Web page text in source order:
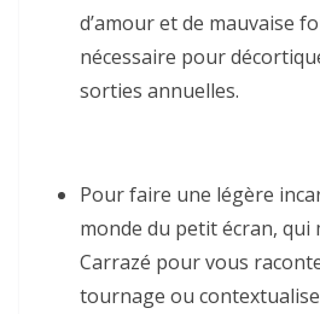
d’amour et de mauvaise
nécessaire pour
sorties annuelles.
Pour faire une légère
monde du petit écran, qui
Carrazé pour vous
tournage ou